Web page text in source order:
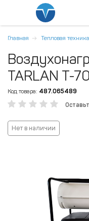
Главная Тепловая техника
TARLAN T-
Код товара: 487.065489
Нет в наличии